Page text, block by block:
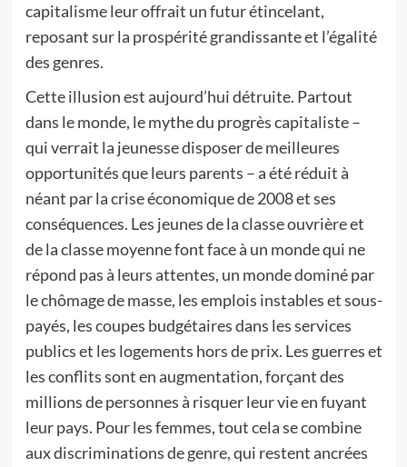
capitalisme leur offrait un futur étincelant,
reposant sur la prospérité grandissante et l’égalité
des genres.
Cette illusion est aujourd’hui détruite. Partout
dans le monde, le mythe du progrès capitaliste –
qui verrait la jeunesse disposer de meilleures
opportunités que leurs parents – a été réduit à
néant par la crise économique de 2008 et ses
conséquences. Les jeunes de la classe ouvrière et
de la classe moyenne font face à un monde qui ne
répond pas à leurs attentes, un monde dominé par
le chômage de masse, les emplois instables et sous-
payés, les coupes budgétaires dans les services
publics et les logements hors de prix. Les guerres et
les conflits sont en augmentation, forçant des
millions de personnes à risquer leur vie en fuyant
leur pays. Pour les femmes, tout cela se combine
aux discriminations de genre, qui restent ancrées